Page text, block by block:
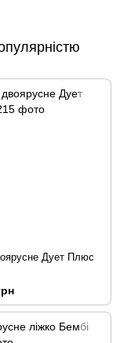
Дует Плюс